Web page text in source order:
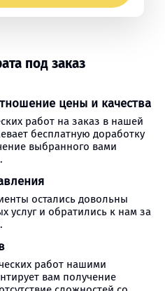
под заказ
цены и качества
работ на заказ в нашей
бесплатную доработку
выбранного вами
остались довольны
услуг и обратились к нам за
работ нашими
вам получение